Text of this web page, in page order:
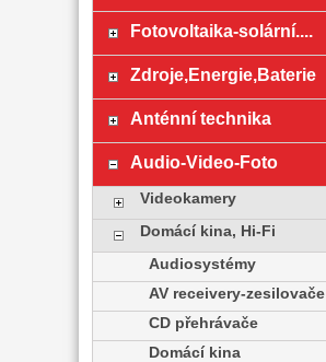
Fotovoltaika-solární....
Zdroje,Energie,Baterie
Anténní technika
Audio-Video-Foto
Videokamery
Domácí kina, Hi-Fi
Audiosystémy
AV receivery-zesilovače
CD přehrávače
Domácí kina